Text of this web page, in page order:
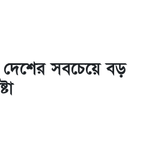
সবচেয়ে বড়